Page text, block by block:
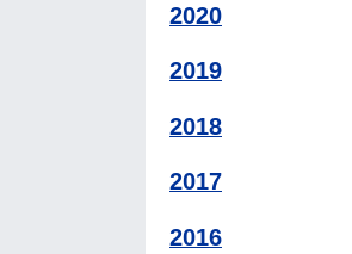
2020
2019
2018
2017
2016